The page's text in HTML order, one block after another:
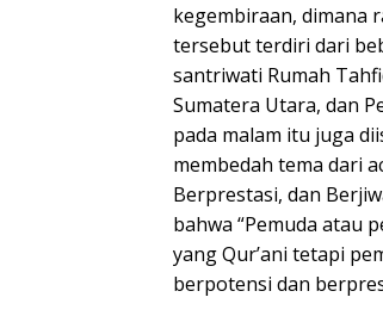
kegembiraan, dimana
tersebut terdiri dari
santriwati Rumah
Sumatera Utara, dan
pada malam itu juga
membedah tema dari
Berprestasi, dan
bahwa “Pemuda atau
yang Qur’ani tetapi
berpotensi dan